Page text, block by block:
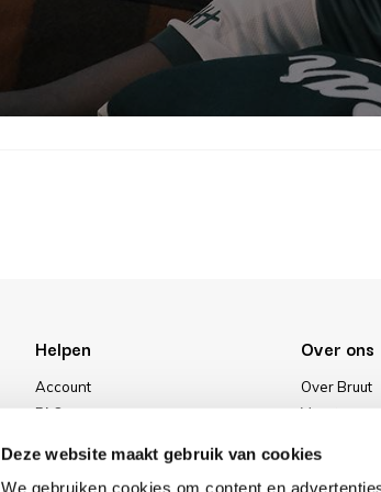
Deze website maakt gebruik van cookies
We gebruiken cookies om content en
Helpen
Account
FAQ
Betalen
Over ons
Over Bruut
Vacatures
Onze winkel